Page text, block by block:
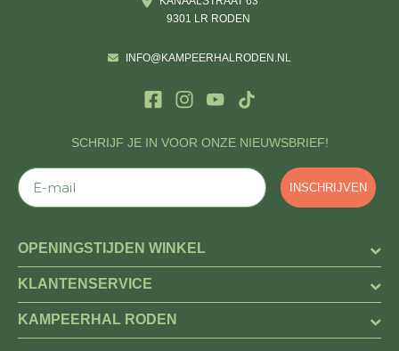
SCHRIJF JE IN VOOR ONZE NIEUWSBRIEF!
E-mail
INSCHRIJVEN
9301 LR RODEN
INFO@KAMPEERHALRODEN.NL
OPENINGSTIJDEN WINKEL
KLANTENSERVICE
KAMPEERHAL RODEN